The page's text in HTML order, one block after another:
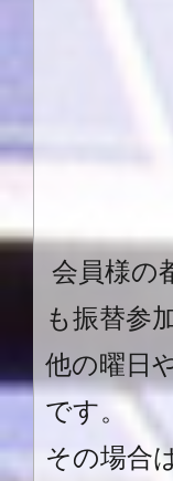
会員様の
も振替参
他の曜日
です。
その場合